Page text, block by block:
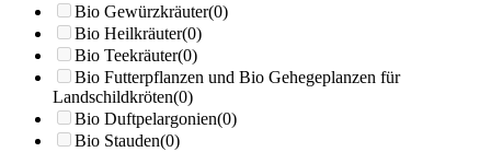
Bio Gewürzkräuter(0)
Bio Heilkräuter(0)
Bio Teekräuter(0)
Bio Futterpflanzen und Bio Gehegeplanzen für
Landschildkröten(0)
Bio Duftpelargonien(0)
Bio Stauden(0)